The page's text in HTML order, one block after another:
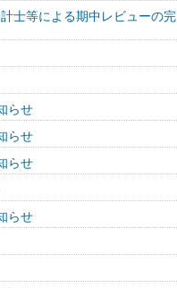
士等による期中レビューの完
らせ
らせ
らせ
らせ